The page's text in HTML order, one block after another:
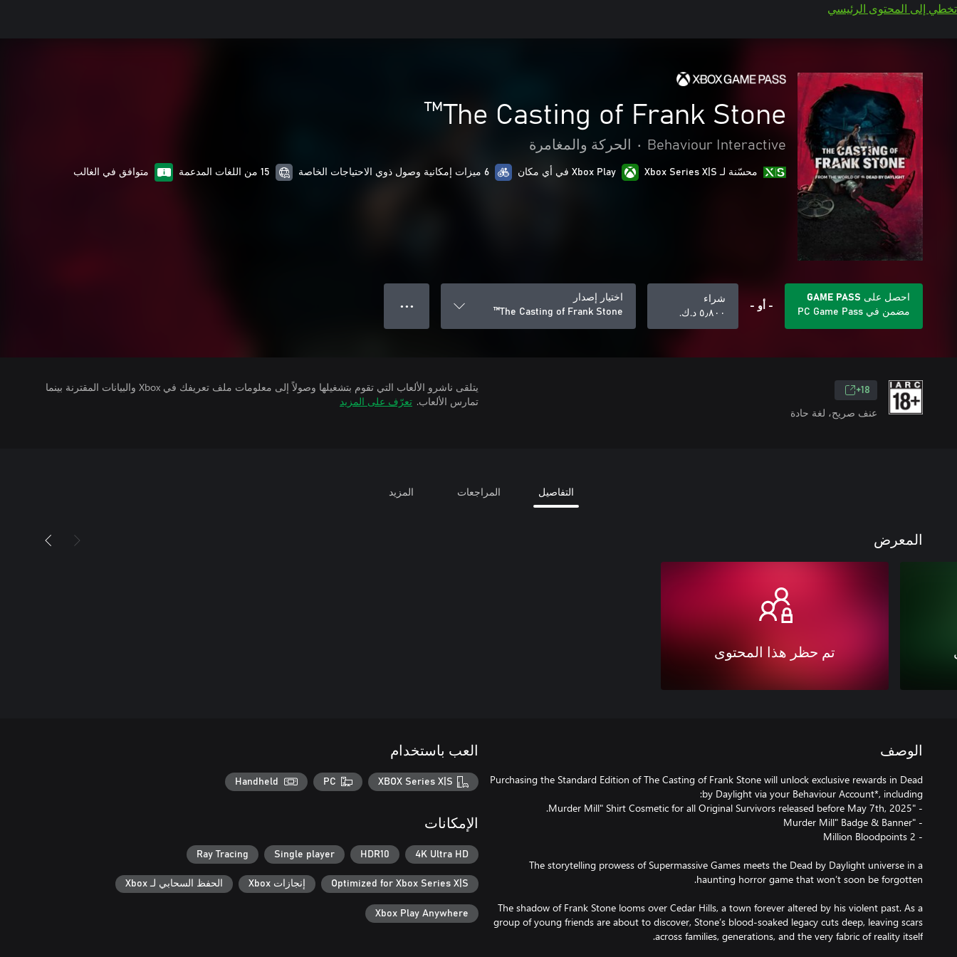
تخطي إلى المحتوى الرئيسي
The Casting of Frank Stone™
Behaviour Interactive
• الحركة والمغامرة
محسّنة لـ Xbox Series X|S Xbox Play في أي مكان 6 ميزات إمكانية وصول ذوي الاحتياجات الخاصة 15 من اللغات المدعمة متوافق في الغالب
احصل على GAME PASS
مضمن في PC Game Pass
- أو -
شراء
٥٫٨٠٠ د.ك.‏
اختيار إصدار
The Casting of Frank Stone™
● ● ●
18+
عنف صريح، لغة حادة
يتلقى ناشرو الألعاب التي تقوم بتشغيلها وصولاً إلى معلومات ملف تعريفك في Xbox والبيانات المقترنة بينما
تمارس الألعاب. تعرّف على المزيد
التفاصيل المراجعات المزيد
المعرض
تم حظر هذا المحتوى
الوصف
Purchasing the Standard Edition of The Casting of Frank Stone will unlock exclusive rewards in Dead
The storytelling prowess of Supermassive Games meets the Dead by Daylight universe in a
The shadow of Frank Stone looms over Cedar Hills, a town forever altered by his violent past. As a
group of young friends are about to discover, Stone’s blood-soaked legacy cuts deep, leaving scars
العب باستخدام
XBOX Series X|S
PC
Handheld
الإمكانات
4K Ultra HD
HDR10
Single player
Ray Tracing
Optimized for Xbox Series X|S إنجازات Xbox الحفظ السحابي لـ Xbox
Xbox Play Anywhere